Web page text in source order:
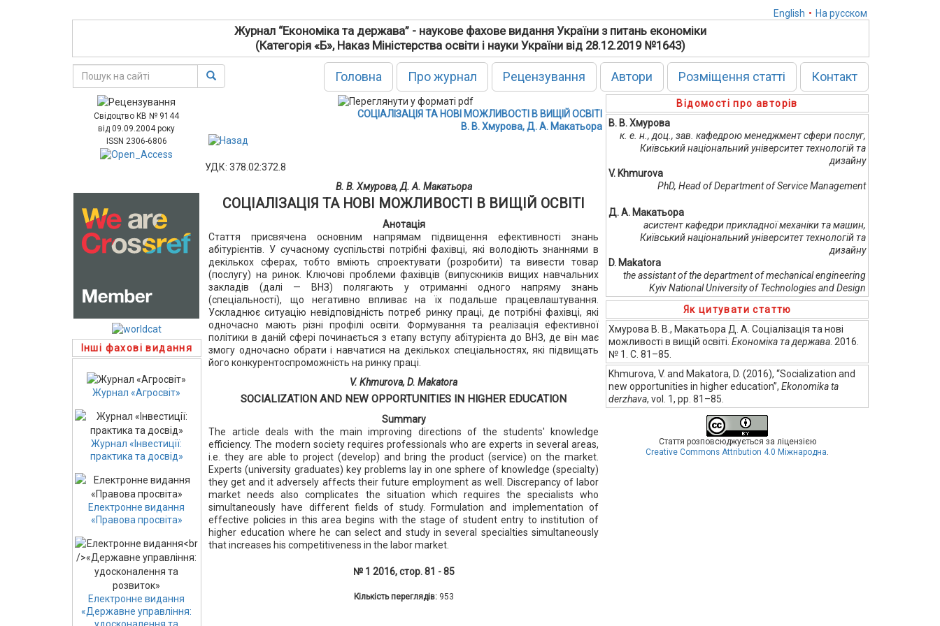
English • На русском
Журнал “Економіка та держава” - наукове фахове видання України з питань економіки
(Категорія «Б», Наказ Міністерства освіти і науки України від 28.12.2019 №1643)
Головна Про журнал Рецензування Автори Розміщення статті Контакт
Свідоцтво КВ № 9144
від 09.09.2004 року
ISSN 2306-6806
Інші фахові видання
Журнал «Агросвіт»
Журнал «Інвестиції:
практика та досвід»
Електронне видання
«Правова просвіта»
Електронне видання
«Державне управління:
СОЦІАЛІЗАЦІЯ ТА НОВІ МОЖЛИВОСТІ В ВИЩІЙ ОСВІТІ
В. В. Хмурова, Д. А. Макатьора
УДК: 378.02:372.8
В. В. Хмурова, Д. А. Макатьора
СОЦІАЛІЗАЦІЯ ТА НОВІ МОЖЛИВОСТІ В ВИЩІЙ ОСВІТІ
Анотація
Стаття присвячена основним напрямам підвищення ефективності знань
абітурієнтів. У сучасному суспільстві потрібні фахівці, які володіють знаннями в
декількох сферах, тобто вміють спроектувати (розробити) та вивести товар
(послугу) на ринок. Ключові проблеми фахівців (випускників вищих навчальних
закладів (далі — ВНЗ) полягають у отриманні одного напряму знань
(спеціальності), що негативно впливає на їх подальше працевлаштування.
Ускладнює ситуацію невідповідність потреб ринку праці, де потрібні фахівці, які
одночасно мають різні профілі освіти. Формування та реалізація ефективної
політики в даній сфері починається з етапу вступу абітурієнта до ВНЗ, де він має
змогу одночасно обрати і навчатися на декількох спеціальностях, які підвищать
його конкурентоспроможність на ринку праці.
V. Khmurova, D. Makatora
SOCIALIZATION AND NEW OPPORTUNITIES IN HIGHER EDUCATION
Summary
The article deals with the main improving directions of the students' knowledge
efficiency. The modern society requires professionals who are experts in several areas,
i.e. they are able to project (develop) and bring the product (service) on the market.
Experts (university graduates) key problems lay in one sphere of knowledge (specialty)
they get and it adversely affects their future employment as well. Discrepancy of labor
market needs also complicates the situation which requires the specialists who
simultaneously have different fields of study. Formulation and implementation of
effective policies in this area begins with the stage of student entry to institution of
higher education where he can select and study in several specialties simultaneously
that increases his competitiveness in the labor market.
№ 1 2016, стор. 81 - 85
Кількість переглядів: 953
Відомості про авторів
В. В. Хмурова
к. е. н., доц., зав. кафедрою менеджмент сфери послуг,
Київський національний університет технологій та
дизайну
V. Khmurova
PhD, Head of Department of Service Management
Д. А. Макатьора
асистент кафедри прикладної механіки та машин,
Київський національний університет технологій та
дизайну
D. Makatora
the assistant of the department of mechanical engineering
Kyiv National University of Technologies and Design
Як цитувати статтю
Хмурова В. В., Макатьора Д. А. Соціалізація та нові
можливості в вищій освіті. Економіка та держава. 2016.
№ 1. С. 81–85.
Khmurova, V. and Makatora, D. (2016), “Socialization and
new opportunities in higher education”, Ekonomika ta
derzhava, vol. 1, pp. 81–85.
Стаття розповсюджується за ліцензією
Creative Commons Attribution 4.0 Міжнародна.